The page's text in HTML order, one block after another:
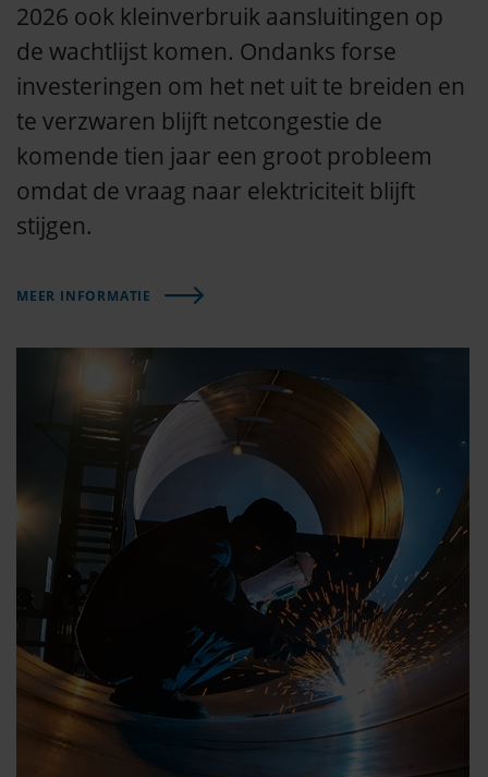
2026 ook kleinverbruik aansluitingen op
de wachtlijst komen. Ondanks forse
investeringen om het net uit te breiden en
te verzwaren blijft netcongestie de
komende tien jaar een groot probleem
omdat de vraag naar elektriciteit blijft
stijgen.
MEER INFORMATIE